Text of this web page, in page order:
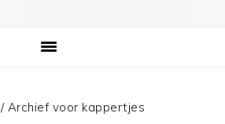
/Archief voor kappertjes